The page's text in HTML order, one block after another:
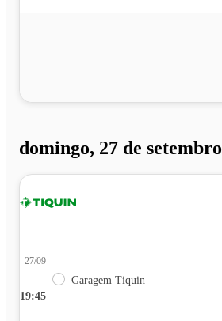
domingo, 27 de setembro
19:45
27/09
Garagem Tiquin